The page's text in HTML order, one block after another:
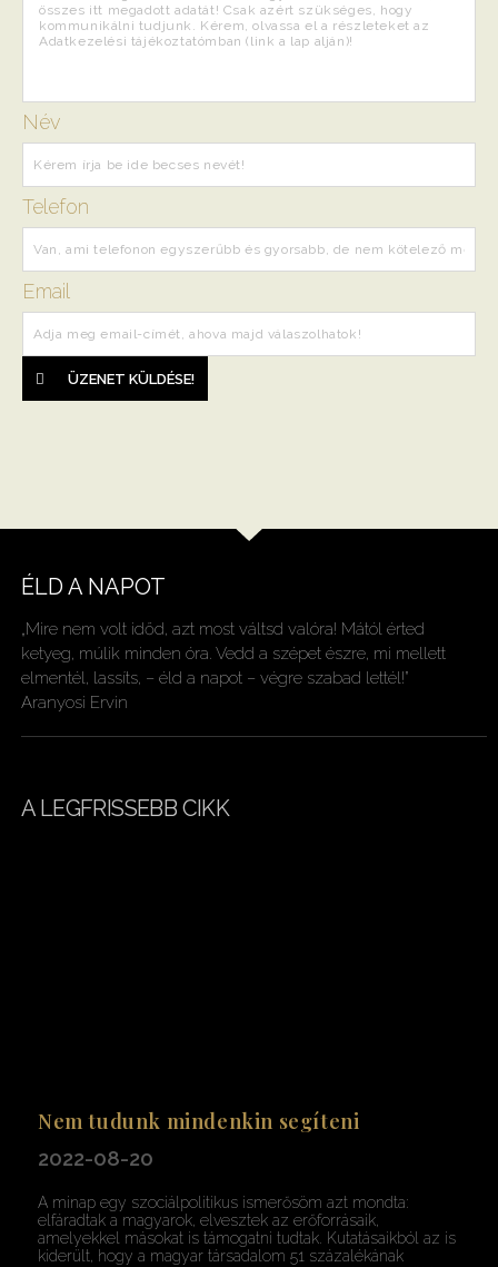
Név
Telefon
Email
ÜZENET KÜLDÉSE!
ÉLD A NAPOT
„Mire nem volt időd, azt most váltsd valóra! Mától érted
ketyeg, múlik minden óra. Vedd a szépet észre, mi mellett
elmentél, lassíts, – éld a napot – végre szabad lettél!”
Aranyosi Ervin
A LEGFRISSEBB CIKK
Nem tudunk mindenkin segíteni
2022-08-20
A minap egy szociálpolitikus ismerősöm azt mondta:
elfáradtak a magyarok, elvesztek az erőforrásaik,
amelyekkel másokat is támogatni tudtak. Kutatásaikból az is
kiderült, hogy a magyar társadalom 51 százalékának